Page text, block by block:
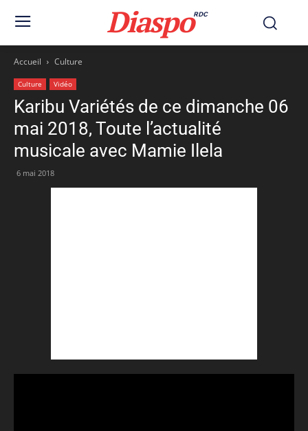
DiaspoRDC
Accueil Culture
Culture Vidéo
Karibu Variétés de ce dimanche 06
mai 2018, Toute l’actualité
musicale avec Mamie Ilela
6 mai 2018